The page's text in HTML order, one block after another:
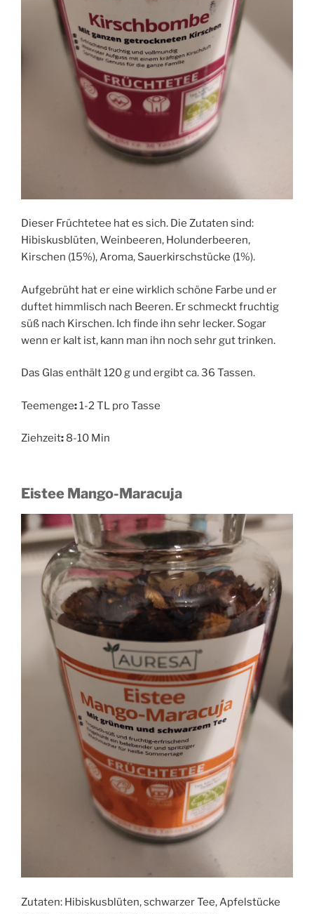
Dieser Früchtetee hat es sich. Die Zutaten sind:
Hibiskusblüten, Weinbeeren, Holunderbeeren,
Kirschen (15%), Aroma, Sauerkirschstücke (1%).
Aufgebrüht hat er eine wirklich schöne Farbe und er
duftet himmlisch nach Beeren. Er schmeckt fruchtig
süß nach Kirschen. Ich finde ihn sehr lecker. Sogar
wenn er kalt ist, kann man ihn noch sehr gut trinken.
Das Glas enthält 120 g und ergibt ca. 36 Tassen.
Teemenge:1-2 TL pro Tasse
Ziehzeit: 8-10 Min
Eistee Mango-Maracuja
Zutaten: Hibiskusblüten, schwarzer Tee, Apfelstücke